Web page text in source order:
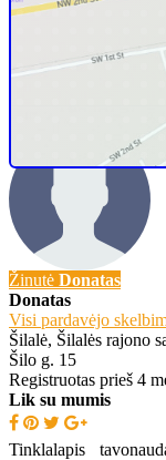
Žinutė Donatas
Donatas
Visi pardavėjo
Šilalė, Šilalės rajono
Šilo g. 15
Registruotas prieš 4
Lik su mumis
Tinklalapis